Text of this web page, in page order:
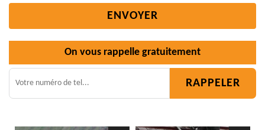
On vous rappelle gratuitement